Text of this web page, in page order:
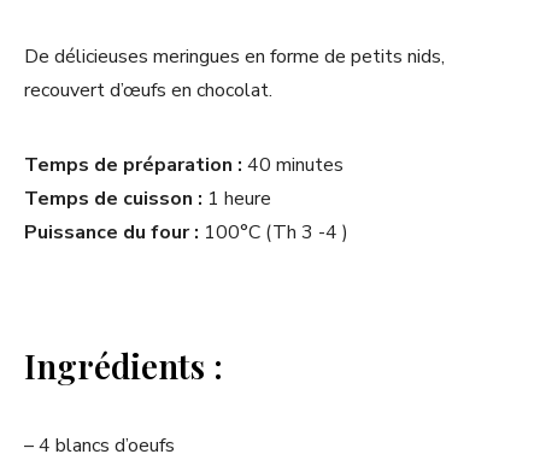
De délicieuses meringues en forme de petits nids,
recouvert d’œufs en chocolat.
Temps de préparation : 40 minutes
Temps de cuisson : 1 heure
Puissance du four : 100°C (Th 3 -4 )
Ingrédients :
– 4 blancs d’oeufs